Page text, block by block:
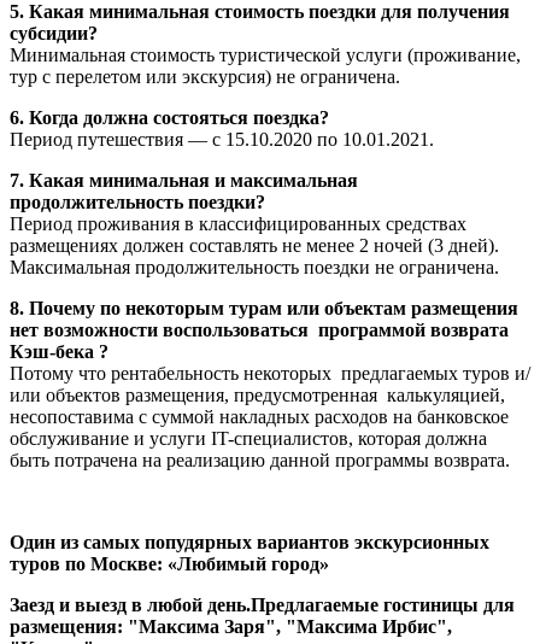
5. Какая минимальная стоимость поездки для получения
субсидии?
Минимальная стоимость туристической услуги (проживание,
тур с перелетом или экскурсия) не ограничена.
6. Когда должна состояться поездка?
Период путешествия — с 15.10.2020 по 10.01.2021.
7. Какая минимальная и максимальная
продолжительность поездки?
Период проживания в классифицированных средствах
размещениях должен составлять не менее 2 ночей (3 дней).
Максимальная продолжительность поездки не ограничена.
8. Почему по некоторым турам или объектам размещения
нет возможности воспользоваться программой возврата
Кэш-бека ?
Потому что рентабельность некоторых предлагаемых туров и/
или объектов размещения, предусмотренная калькуляцией,
несопоставима с суммой накладных расходов на банковское
обслуживание и услуги IT-специалистов, которая должна
быть потрачена на реализацию данной программы возврата.
Один из самых попудярных вариантов экскурсионных
туров по Москве: «Любимый город»
Заезд и выезд в любой день.Предлагаемые гостиницы для
размещения: "Максима Заря", "Максима Ирбис",